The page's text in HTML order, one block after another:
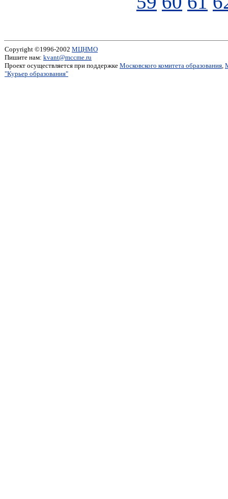
Copyright ©1996-2002 МЦНМО
Пишите нам: kvant@mccme.ru
Проект осуществляется при поддержке Московского комитета образования,
"Курьер образования"